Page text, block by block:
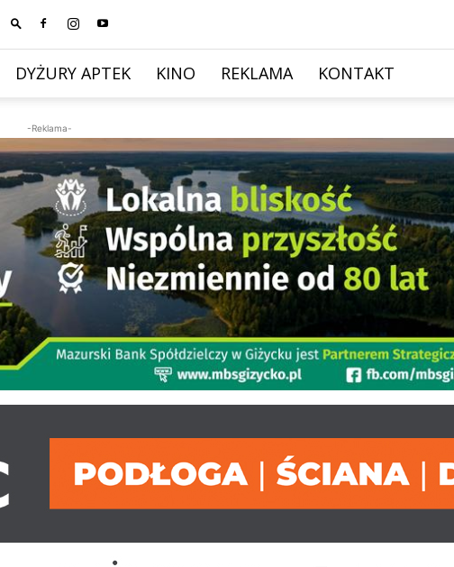
DYŻURY APTEK KINO REKLAMA KONTAKT
-Reklama-